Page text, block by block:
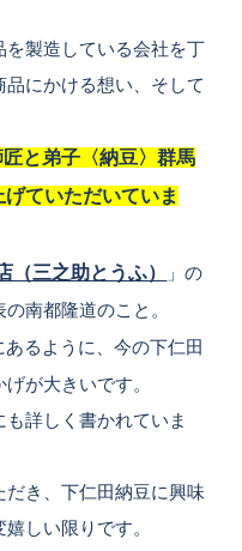
を製造している会社を丁
にかける想い、そして
と弟子〈納豆〉群馬
ていただいていま
（三之助とうふ）
」の
南都隆道のこと。
あるように、今の下仁田
が大きいです。
詳しく書かれていま
き、下仁田納豆に興味
しい限りです。